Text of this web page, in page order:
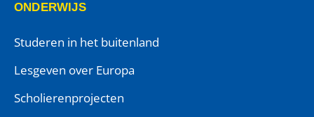
ONDERWIJS
Studeren in het buitenland
Lesgeven over Europa
Scholierenprojecten